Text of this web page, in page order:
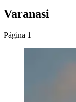
Varanasi
Página 1